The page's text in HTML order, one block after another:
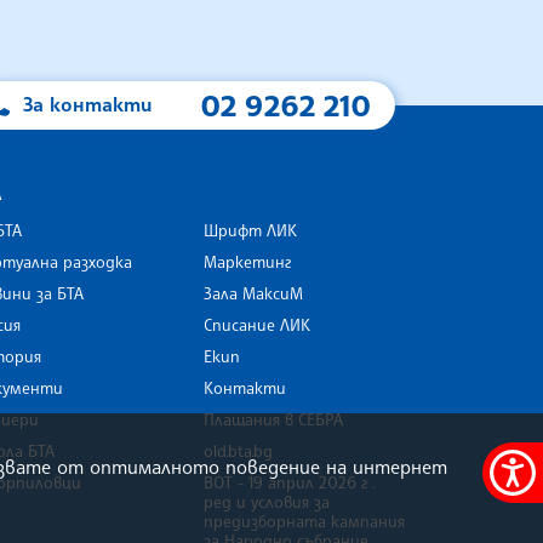
Меню
За контакти 02 9262 210
разходка
за БТА
БТА
Шрифт ЛИК
Маркетинг
Зала МаксиМ
Списание ЛИК
Екип
Контакти
Плащания в СЕБРА
old.bta.bg
ВОТ - 19 април 2026 г .
ред и условия за
предизборната кампания
от оптималното поведение на интернет